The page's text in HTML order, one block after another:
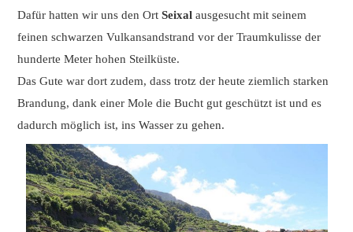
Dafür hatten wir uns den OrtSeixal ausgesucht mit seinem
feinen schwarzen Vulkansandstrand vor der Traumkulisse der
hunderte Meter hohen Steilküste.
Das Gute war dort zudem, dass trotz der heute ziemlich starken
Brandung, dank einer Mole die Bucht gut geschützt ist und es
dadurch möglich ist, ins Wasser zu gehen.